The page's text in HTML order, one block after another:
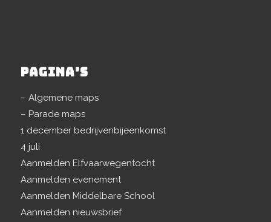
PAGINA’S
– Algemene maps
– Parade maps
1 december bedrijvenbijeenkomst
4 juli
Aanmelden Elfvaarwegentocht
Aanmelden evenement
Aanmelden Middelbare School
Aanmelden nieuwsbrief